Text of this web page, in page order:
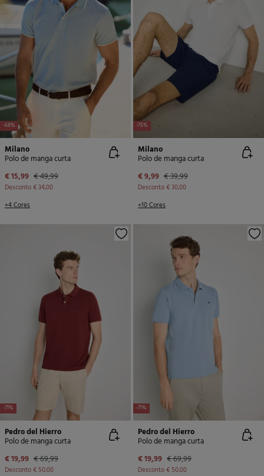
-68%
Milano
Polo de manga curta
€ 15,99 € 49,99
Desconto€ 34,00
+4 Cores
-75%
Milano
Polo de manga curta
€ 9,99 € 39,99
Desconto€ 30,00
+10 Cores
-71%
Pedro del Hierro
Polo de manga curta
€ 19,99 € 69,99
Desconto€ 50,00
-71%
Pedro del Hierro
Polo de manga curta
€ 19,99 € 69,99
Desconto€ 50,00